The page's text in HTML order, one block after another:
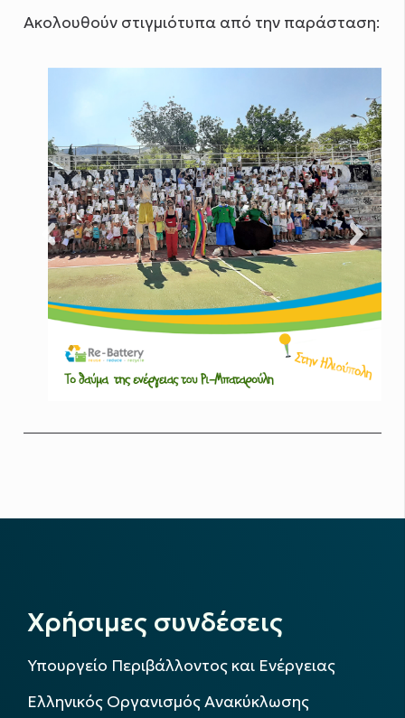
Ακολουθούν στιγμιότυπα από την παράσταση:
Χρήσιμες συνδέσεις
Υπουργείο Περιβάλλοντος και Ενέργειας
Ελληνικός Οργανισμός Ανακύκλωσης